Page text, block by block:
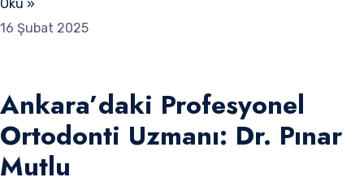
Oku »
16 Şubat 2025
Ankara’daki Profesyonel
Ortodonti Uzmanı: Dr. Pınar
Mutlu